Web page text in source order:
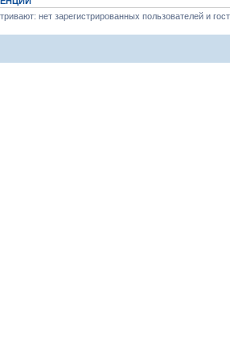
нет зарегистрированных пользователей и